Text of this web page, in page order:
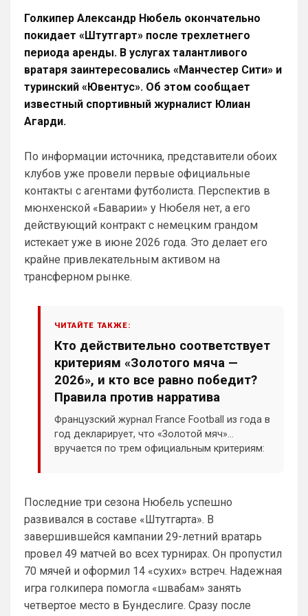
Голкипер Александр Нюбель окончательно
покидает «Штутгарт» после трехлетнего
периода аренды. В услугах талантливого
вратаря заинтересовались «Манчестер Сити» и
туринский «Ювентус». Об этом сообщает
известный спортивный журналист Юлиан
Агарди.
По информации источника, представители обоих
клубов уже провели первые официальные
контакты с агентами футболиста. Перспектив в
мюнхенской «Баварии» у Нюбеля нет, а его
действующий контракт с немецким грандом
истекает уже в июне 2026 года. Это делает его
крайне привлекательным активом на
трансферном рынке.
ЧИТАЙТЕ ТАКЖЕ:
Кто действительно соответствует
критериям «Золотого мяча —
2026», и кто все равно победит?
Правила против нарратива
Французский журнал France Football из года в
год декларирует, что «Золотой мяч»
вручается по трем официальным критериям:
журналистов должно охватывать весь
прошедший сезон — а не отдельный турнир
или эмоции одного яркого месяца.
Последние три сезона Нюбель успешно
развивался в составе «Штутгарта». В
завершившейся кампании 29-летний вратарь
провел 49 матчей во всех турнирах. Он пропустил
70 мячей и оформил 14 «сухих» встреч. Надежная
игра голкипера помогла «швабам» занять
четвертое место в Бундеслиге. Сразу после
• 20:23
Челси даже сейчас привлекателен для
игроков , и без ЛЧ , и без спонсоров …
Потому что Челси это титулы , а Арсенал
это титул раз в 22 года
игроков , и без ЛЧ , и без спонсоров …
Потому что Челси это титулы , а Арсенал это
ти
я же подчеркнул специально - РА и
Ролики! При РА, я бы даже не написал
такого, а вот с ними, я не только это
пишу, ну и утверждаю. Титулы какие?
Клубок Мира и Кубок Конференций? Чем
гордиться то с 2022 года? Чем
заманивать игроков? Накупили на 1,5
млрд Мудриканских игроков и кайфуете.
Ответ для Канонир
нужно быть конченным отморозью, чтобы
выбрать этот клуб. Одно дело при РА,
Приезжайте к нам на базу , трофеи
большие посмотрите , на игроков
дорогих тоже …а то у вас из дорогого
только Хаверц😁
Отмечу сразу, что мы тоже через это
трансферов, после Венгера, но и сейчас
больно хрупко все в нашем доме.
Однако предпочтительней выбрать
Арсенал сейчас, чем Челси, и при этом,
нет даже аргумента ни одного в пользу
бесполезного Челси
Аристократ• 20:27
Ответ для Канонир